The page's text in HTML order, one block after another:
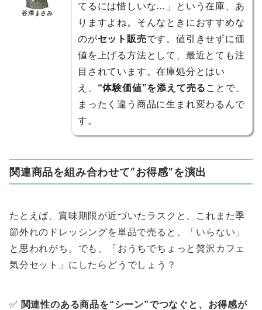
谷澤まさみ
てるには惜しいな…」という在庫、あ
りますよね。そんなときにおすすめな
のがセット販売です。値引きせずに価
値を上げる方法として、最近とても注
目されています。在庫処分とはい
え、 “体験価値”を添えて売る ことで、
まったく違う商品に生まれ変わるんで
す。
関連商品を組み合わせて“お得感”を演出
たとえば、賞味期限が近づいたラスクと、これまた季
節外れのドレッシングを単品で売ると、「いらない」
と思われがち。でも、「おうちでちょっと贅沢カフェ
気分セット」にしたらどうでしょう？
✅ 関連性のある商品を“シーン”でつなぐと、お得感が